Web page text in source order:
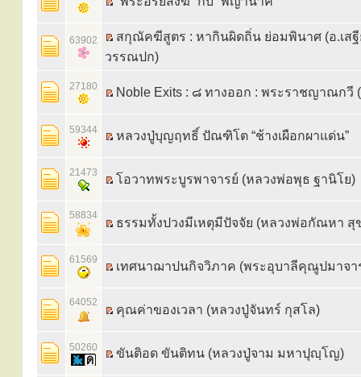
63902
สกุณัคฆีสูตร : หากินผิดถิ่น ย่อมพินาศ (อ.เส
วรรณปก)
27180 Noble Exits : ๘ ทางออก : พระราชญาณกวี
59344 หลวงปู่บุญฤทธิ์ ปัณฑิโต “ช้างเผือกผาแด่น”
21473 โอวาทพระบูรพาจารย์ (หลวงพ่อพุธ ฐานิโย)
58834
ธรรมทั้งปวงมีเหตุมีปัจจัย (หลวงพ่อกัณหา สุ
61569 เทศนาฌาปนกิจวิภาค (พระอุบาลีคุณูปมาจา
64052
คุณค่าของเวลา (หลวงปู่จันทร์ กุสโล)
50260 ขันติอด ขันติทน (หลวงปู่จาม มหาปุญฺโญ)